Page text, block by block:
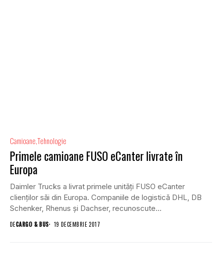
CamioaneTehnologie
Primele camioane FUSO eCanter livrate în
Europa
Daimler Trucks a livrat primele unități FUSO eCanter
clienților săi din Europa. Companiile de logistică DHL, DB
Schenker, Rhenus și Dachser, recunoscute
DECARGO & BUS 19 DECEMBRIE 2017